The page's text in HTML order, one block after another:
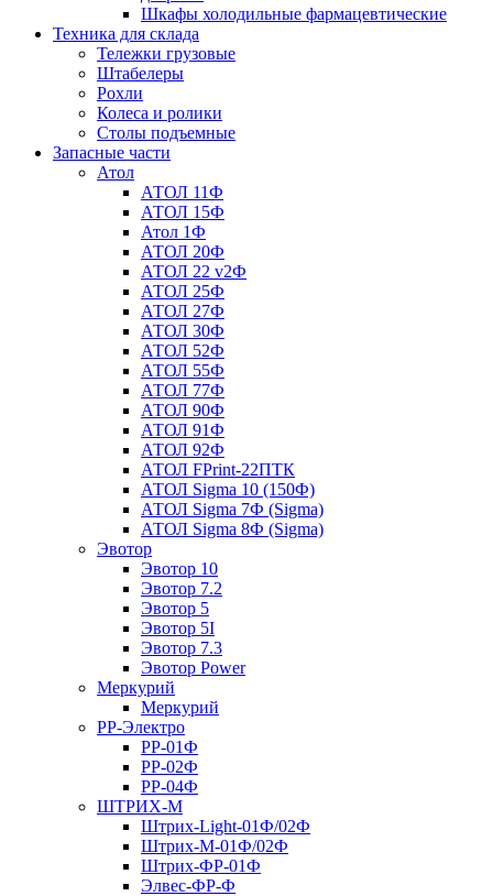
Шкафы холодильные фармацевтические
Техника для склада
Тележки грузовые
Штабелеры
Рохли
Колеса и ролики
Столы подъемные
Запасные части
Атол
АТОЛ 11Ф
АТОЛ 15Ф
Атол 1Ф
АТОЛ 20Ф
АТОЛ 22 v2Ф
АТОЛ 25Ф
АТОЛ 27Ф
АТОЛ 30Ф
АТОЛ 52Ф
АТОЛ 55Ф
АТОЛ 77Ф
АТОЛ 90Ф
АТОЛ 91Ф
АТОЛ 92Ф
АТОЛ FPrint-22ПТК
АТОЛ Sigma 10 (150Ф)
АТОЛ Sigma 7Ф (Sigma)
АТОЛ Sigma 8Ф (Sigma)
Эвотор
Эвотор 10
Эвотор 7.2
Эвотор 5
Эвотор 5I
Эвотор 7.3
Эвотор Power
Меркурий
Меркурий
РР-Электро
РР-01Ф
РР-02Ф
РР-04Ф
ШТРИХ-М
Штрих-Light-01Ф/02Ф
Штрих-М-01Ф/02Ф
Штрих-ФР-01Ф
Элвес-ФР-Ф